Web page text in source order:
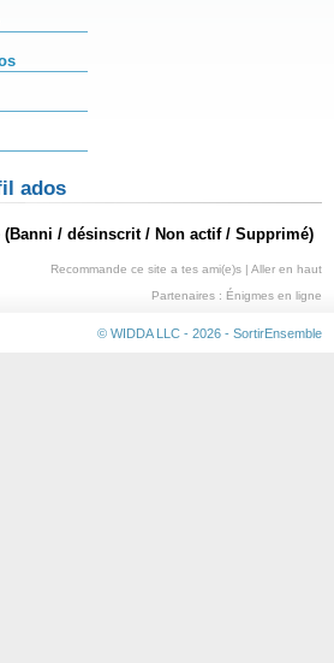
ados
/ désinscrit / Non actif / Supprimé)
Recommande ce site a tes ami(e)s
Aller en haut
Partenaires : Énigmes en ligne
© WIDDA LLC - 2026 - SortirEnsemble